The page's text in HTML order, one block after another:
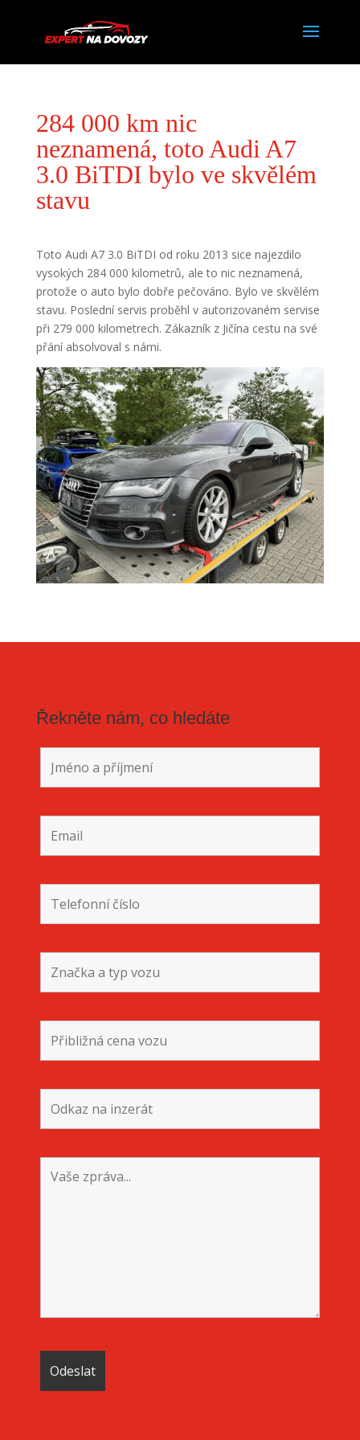
284 000 km nic
neznamená, toto Audi A7
3.0 BiTDI bylo ve skvělém
stavu
Toto Audi A7 3.0 BiTDI od roku 2013 sice najezdilo
vysokých 284 000 kilometrů, ale to nic neznamená,
protože o auto bylo dobře pečováno. Bylo ve skvělém
stavu. Poslední servis proběhl v autorizovaném servise
při 279 000 kilometrech. Zákazník z Jičína cestu na své
přání absolvoval s námi.
Řekněte nám, co hledáte